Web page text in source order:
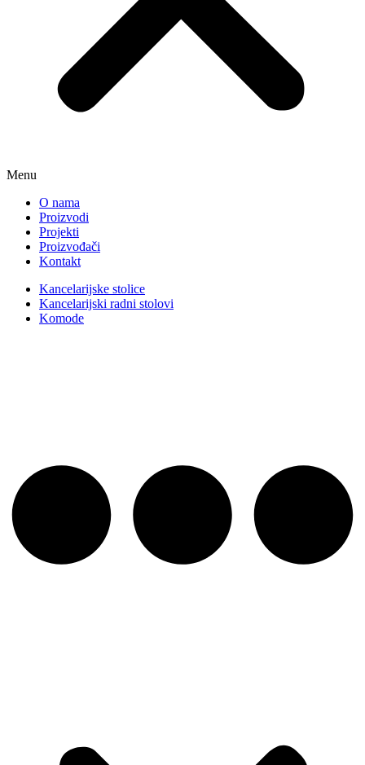
Menu
O nama
Proizvodi
Projekti
Proizvođači
Kontakt
Kancelarijske stolice
Kancelarijski radni stolovi
Komode